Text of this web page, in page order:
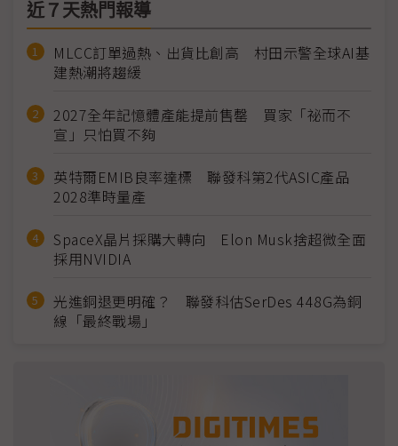
近７天熱門報導
MLCC訂單過熱、出貨比創高 村田示警全球AI基
建熱潮將趨緩
2027全年記憶體產能提前售罄 買家「祕而不
宣」只怕買不夠
英特爾EMIB良率達標 聯發科第2代ASIC產品
2028準時量產
SpaceX晶片採購大轉向 Elon Musk捨超微全面
採用NVIDIA
光進銅退更明確？ 聯發科估SerDes 448G為銅
線「最終戰場」